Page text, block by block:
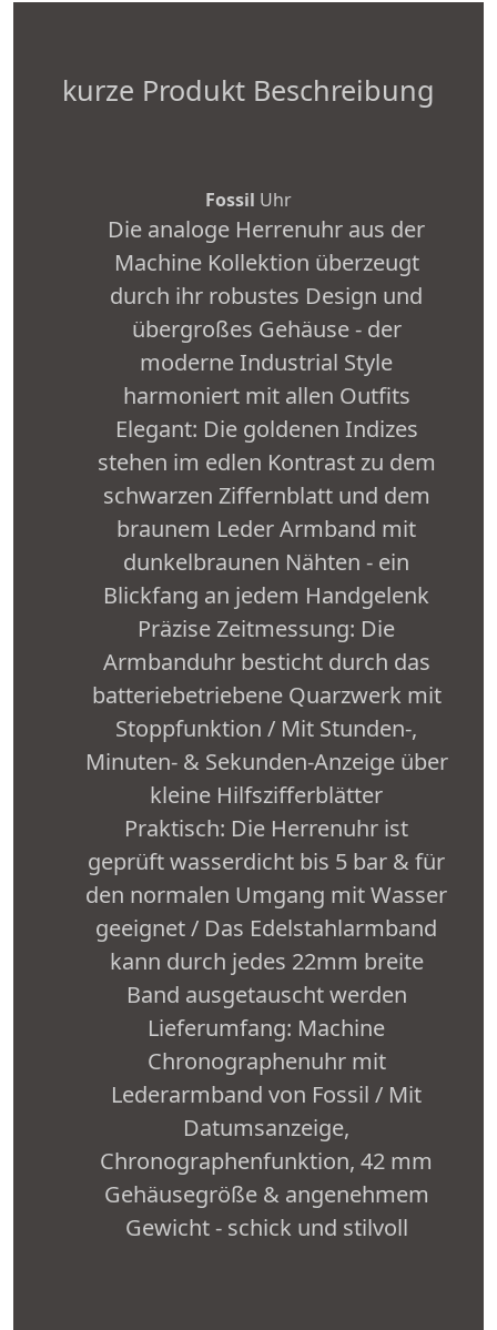
kurze Produkt Beschreibung
Fossil Uhr
Die analoge Herrenuhr aus der
Machine Kollektion überzeugt
durch ihr robustes Design und
übergroßes Gehäuse - der
moderne Industrial Style
harmoniert mit allen Outfits
Elegant: Die goldenen Indizes
stehen im edlen Kontrast zu dem
schwarzen Ziffernblatt und dem
braunem Leder Armband mit
dunkelbraunen Nähten - ein
Blickfang an jedem Handgelenk
Präzise Zeitmessung: Die
Armbanduhr besticht durch das
batteriebetriebene Quarzwerk mit
Stoppfunktion / Mit Stunden-,
Minuten- & Sekunden-Anzeige über
kleine Hilfszifferblätter
Praktisch: Die Herrenuhr ist
geprüft wasserdicht bis 5 bar & für
den normalen Umgang mit Wasser
geeignet / Das Edelstahlarmband
kann durch jedes 22mm breite
Band ausgetauscht werden
Lieferumfang: Machine
Chronographenuhr mit
Lederarmband von Fossil / Mit
Datumsanzeige,
Chronographenfunktion, 42 mm
Gehäusegröße & angenehmem
Gewicht - schick und stilvoll